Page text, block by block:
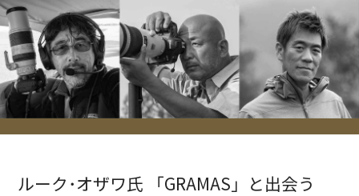
ルーク･オザワ氏 「GRAMAS」と出会う